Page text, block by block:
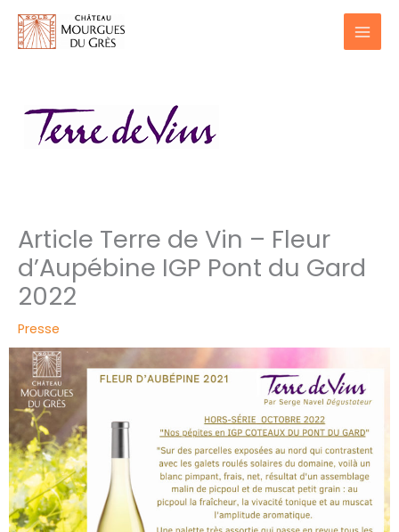
contenu
Article Terre de Vin – Fleur
d’Aupébine IGP Pont du Gard
2022
Presse